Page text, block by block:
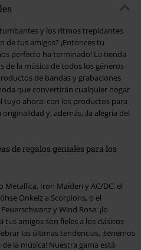
y los ritmos trepidantes
de tus amigos? ¡Entonces tu
perfecto ha terminado! La tienda
de la música de todos los géneros
de bandas y grabaciones
que convertirán cualquier hogar
tuyo ahora: con los productos para
y, además, ¡la alegría del
de regalos geniales para los
Iron Maiden y AC/DC, el
Onkelz a Scorpions, o el
y Wind Rose: ¡lo
amigos son fieles a los clásicos
las últimas tendencias, ¡tenemos
la música! Nuestra gama está